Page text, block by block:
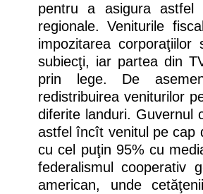
pentru a asigura astfel
regionale. Veniturile
impozitarea
subiecţi, iar partea din
prin lege. De
redistribuirea veniturilor
diferite landuri. Guvernul
astfel încît venitul pe cap
cu cel puţin 95% cu
federalismul cooperativ
american, unde